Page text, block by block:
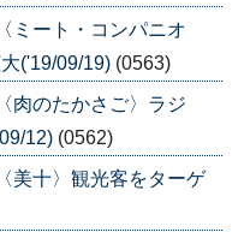
ミート・コンパニオ
('19/09/19) (0563)
肉のたかさご〉ラジ
12) (0562)
美十〉観光客をターゲ